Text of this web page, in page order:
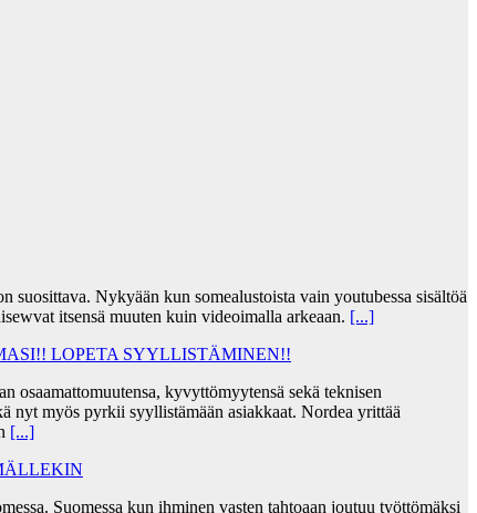
suosittava. Nykyään kun somealustoista vain youtubessa sisältöä
itsensä muuten kuin videoimalla arkeaan. [...]
LOPETA SYYLLISTÄMINEN!!
osaamattomuutensa, kyvyttömyytensä sekä teknisen
nyt myös pyrkii syyllistämään asiakkaat. Nordea yrittää
[...]
Suomessa kun ihminen vasten tahtoaan joutuu työttömäksi